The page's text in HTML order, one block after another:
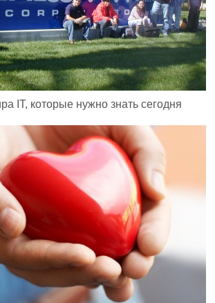
IT, которые нужно знать сегодня